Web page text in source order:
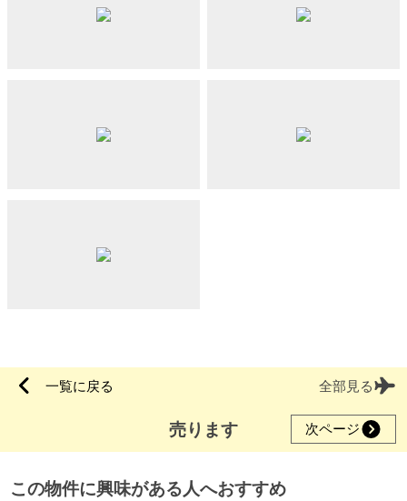
一覧に戻る 全部見る
売ります 次ページ
この物件に興味がある人へおすすめ